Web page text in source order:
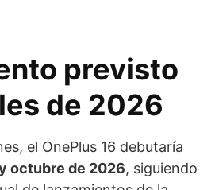
previsto
de 2026
el OnePlus 16 debutaría
octubre de 2026, siguiendo